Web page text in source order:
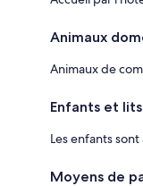
Animaux
Animaux de
Enfants et
Les enfants sont
Moyens de